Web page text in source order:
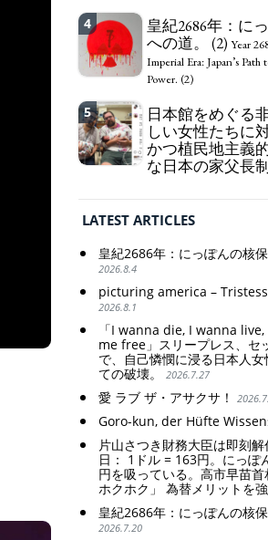
ットを強調
Satsuki should be fired
163 Yen. The Japanese
Their Own Yen. Prime
Fund Special Account
benefits of the exchange
4
皇紀2686年：に
への道。 (2) Year
Imperial Era: Japan’s
Power. (2)
5
日本館をめぐる
しい女性たちに
かつ植民地主義
な日本の家父長
Japan Pavilion. Racist
Japanese patriarchy.
discriminatory bloodline
LATEST ARTICLES
皇紀2686年：にっぽんの核
2026.8.4
picturing america –
2026.8.1
「I wanna die, I wanna
me free」スリープレス、セ
で、自己憐憫に浸る日本人
ての破壊。
2026.7.27
愛 ラブ ザ・アサクサ！
Goro-kun, der Hüfte
片山さつき財務大臣は即刻
日： 1ドル = 163円。にっぽ
円を吸っている。高市早苗
ホクホク」 為替メリットを
皇紀2686年：にっぽんの核
2026.7.20